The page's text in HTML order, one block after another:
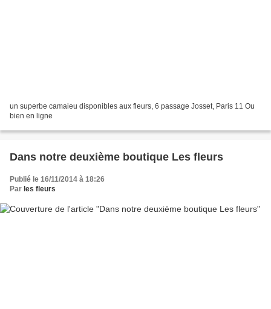
un superbe camaieu disponibles aux fleurs, 6 passage Josset, Paris 11 Ou
bien en ligne
Dans notre deuxième boutique Les fleurs
Publié le 16/11/2014 à 18:26
Par les fleurs